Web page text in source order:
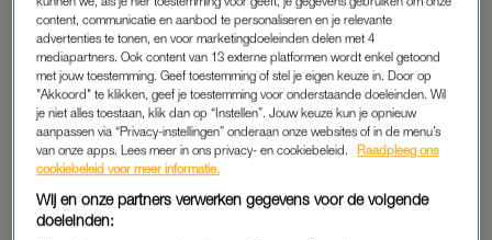
Sex/Life
Als je dacht dat Stephen en Lucy een toxic relatie hadden in
Tell Me Lies, dan ben je niet klaar voor de relatie van Billie
(Sarah Shahi) en Brad (Adam Demos) inSex/Life. De twee
hebben jarenlang een relatie gehad die allesbehalve gezond
was. Maar elkaar écht loslaten? Ho maar. Op een gegeven
moment besluiten ze toch door te gaan met hun eigen levens,
maar je weet wat ze zeggen over
content, communicatie en aanbod te personaliseren en je relevante
advertenties te tonen, en voor marketingdoeleinden delen met 4
mediapartners. Ook content van 13 externe platformen wordt enkel getoond
met jouw toestemming. Geef toestemming of stel je eigen keuze in. Door op
"Akkoord" te klikken, geef je toestemming voor onderstaande doeleinden. Wil
je niet alles toestaan, klik dan op “Instellen”. Jouw keuze kun je opnieuw
aanpassen via “Privacy-instellingen” onderaan onze websites of in de menu’s
van onze apps. Lees meer in ons privacy- en cookiebeleid.
Raadpleeg ons
cookiebeleid voor meer informatie.
Wij en onze partners verwerken gegevens voor de volgende
doeleinden: